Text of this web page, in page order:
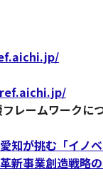
フレームワークに
知が挑む「イノ
新事業創造戦略